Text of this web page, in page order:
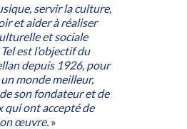
servir la culture,
et aider à réaliser
et sociale
est l’objectif du
depuis 1926, pour
monde meilleur,
son fondateur et de
qui ont accepté de
œuvre. »